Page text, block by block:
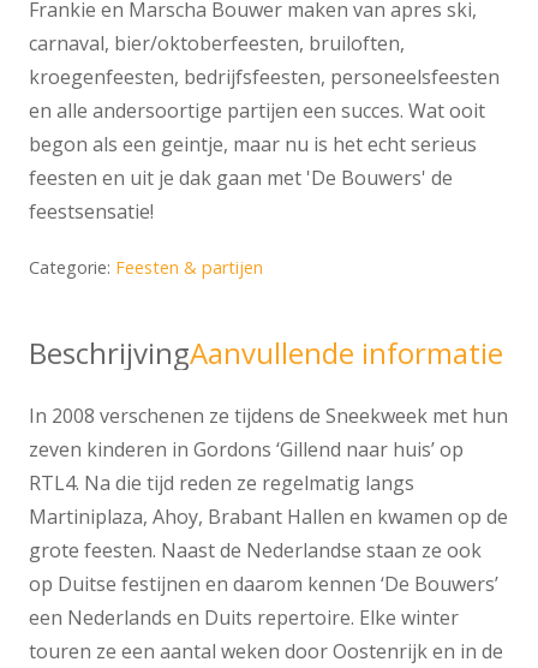
Frankie en Marscha Bouwer maken van apres ski,
carnaval, bier/oktoberfeesten, bruiloften,
kroegenfeesten, bedrijfsfeesten, personeelsfeesten
en alle andersoortige partijen een succes. Wat ooit
begon als een geintje, maar nu is het echt serieus
feesten en uit je dak gaan met 'De Bouwers' de
feestsensatie!
Categorie: Feesten & partijen
BeschrijvingAanvullende informatie
In 2008 verschenen ze tijdens de Sneekweek met hun
zeven kinderen in Gordons ‘Gillend naar huis’ op
RTL4. Na die tijd reden ze regelmatig langs
Martiniplaza, Ahoy, Brabant Hallen en kwamen op de
grote feesten. Naast de Nederlandse staan ze ook
op Duitse festijnen en daarom kennen ‘De Bouwers’
een Nederlands en Duits repertoire. Elke winter
touren ze een aantal weken door Oostenrijk en in de